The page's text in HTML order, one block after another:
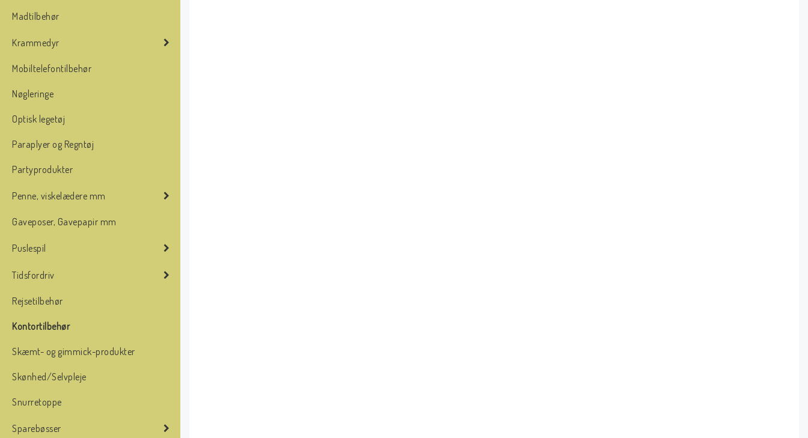
Madtilbehør
Krammedyr
Mobiltelefontilbehør
Nøgleringe
Optisk legetøj
Paraplyer og Regntøj
Partyprodukter
Penne, viskelædere mm
Gaveposer, Gavepapir mm
Puslespil
Tidsfordriv
Rejsetilbehør
Kontortilbehør
Skæmt- og gimmick-produkter
Skønhed/Selvpleje
Snurretoppe
Sparebøsser